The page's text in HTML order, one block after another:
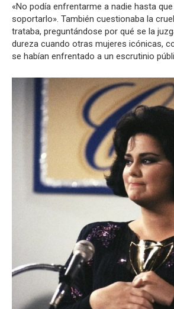
«No podía enfrentarme a nadie hasta
soportarlo». También cuestionaba la
trataba, preguntándose por qué se la
dureza cuando otras mujeres icónicas,
se habían enfrentado a un escrutinio